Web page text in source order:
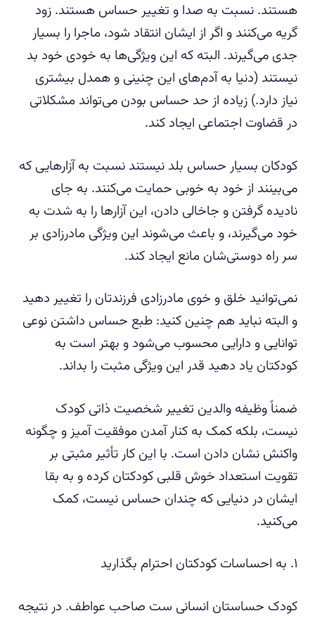
هستند. نسبت به صدا و تغییر حساس هستند. زود
گریه می‌کنند و اگر از ایشان انتقاد شود، ماجرا را بسیار
جدی می‌گیرند. البته که این ویژگی‌ها به خودی خود بد
نیستند (دنیا به آدم‌های این چنینی و همدل بیشتری
نیاز دارد.) زیاده از حد حساس بودن می‌تواند مشکلاتی
در قضاوت اجتماعی ایجاد کند.
کودکان بسیار حساس بلد نیستند نسبت به آزارهایی که
می‌بینند از خود به خوبی حمایت می‌کنند. به جای
نادیده گرفتن و جاخالی دادن، این آزارها را به شدت به
خود می‌گیرند، و باعث می‌شوند این ویژگی مادرزادی بر
سر راه دوستی‌شان مانع ایجاد کند.
نمی‌توانید خلق و خوی مادرزادی فرزندتان را تغییر دهید
و البته نباید هم چنین کنید: طبع حساس داشتن نوعی
توانایی و دارایی محسوب می‌شود و بهتر است به
کودکتان یاد دهید قدر این ویژگی مثبت را بداند.
ضمناً وظیفه والدین تغییر شخصیت ذاتی کودک
نیست، بلکه کمک به کنار آمدن موفقیت آمیز و چگونه
واکنش نشان دادن است. با این کار تأثیر مثبتی بر
تقویت استعداد خوش قلبی کودکتان کرده و به بقا
ایشان در دنیایی که چندان حساس نیست، کمک
می‌کنید.
۱. به احساسات کودکتان احترام بگذارید
کودک حساستان انسانی ست صاحب عواطف. در نتیجه